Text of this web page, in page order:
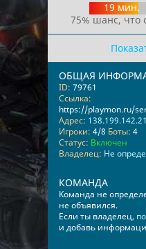
19 мин.
75% шанс, что
ОБЩАЯ
ID: 79761
Ссылка:
https://playmon.ru/
Адрес:
Игроки: 4/8 Боты: 4
Статус: Включен
Владелец: Не
КОМАНДА
Команда не
не объявился.
Если ты владелец,
и добавь